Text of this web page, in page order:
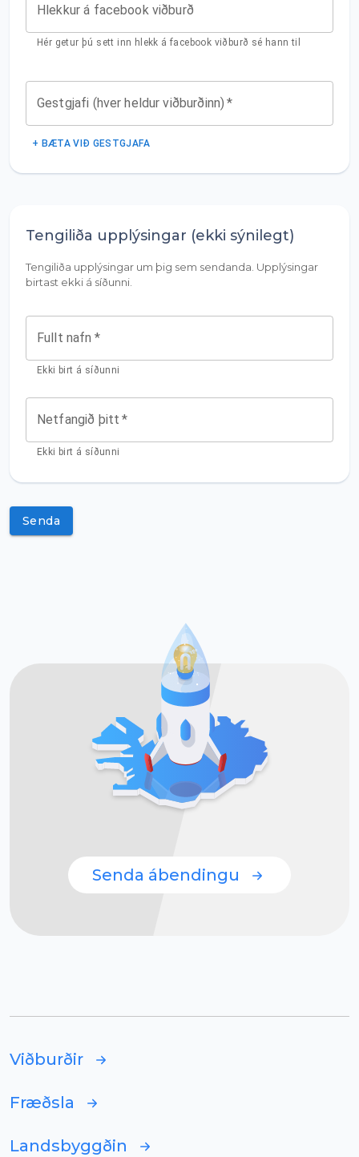
Hlekkur á facebook viðburð
Hér getur þú sett inn hlekk á facebook viðburð sé hann til
Gestgjafi (hver heldur viðburðinn) *
+ BÆTA VIÐ GESTGJAFA
Tengiliða upplýsingar (ekki sýnilegt)
Tengiliða upplýsingar um þig sem sendanda. Upplýsingar
birtast ekki á síðunni.
Fullt nafn *
Ekki birt á síðunni
Netfangið þitt *
Ekki birt á síðunni
Senda
Senda ábendingu
Viðburðir
Fræðsla
Landsbyggðin